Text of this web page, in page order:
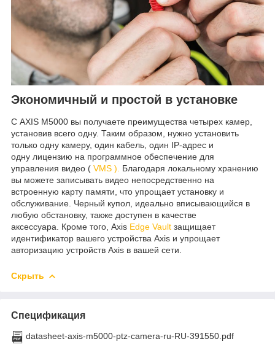
Экономичный и простой в установке
С AXIS M5000 вы получаете преимущества четырех камер,
установив всего одну. Таким образом, нужно установить
только одну камеру, один кабель, один IP-адрес и
одну лицензию на программное обеспечение для
управления видео ( VMS ). Благодаря локальному хранению
вы можете записывать видео непосредственно на
встроенную карту памяти, что упрощает установку и
обслуживание. Черный купол, идеально вписывающийся в
любую обстановку, также доступен в качестве
аксессуара. Кроме того, Axis Edge Vault защищает
идентификатор вашего устройства Axis и упрощает
авторизацию устройств Axis в вашей сети.
Скрыть
Спецификация
datasheet-axis-m5000-ptz-camera-ru-RU-391550.pdf